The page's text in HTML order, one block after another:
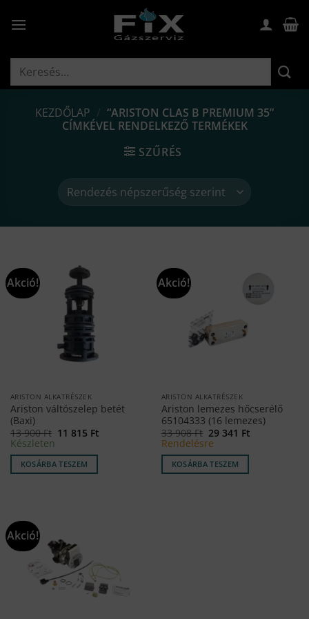
Keresés
KEZDŐLAP / “ARISTON CLAS B PREMIUM 35”
CÍMKÉVEL RENDELKEZŐ TERMÉKEK
SZŰRÉS
Akció!
ARISTON ALKATRÉSZEK
Ariston váltószelep betét
(Baxi)
13 900Ft Original
13
900 Ft.
11 815 FtCurrent
Készleten
KOSÁRBA TESZEM
Akció!
ARISTON ALKATRÉSZEK
Ariston lemezes hőcserélő
65104333 (16 lemezes)
33 908Ft Original
price
was:
33
908 Ft.
29 341 FtCurrent
Rendelésre
KOSÁRBA TESZEM
Akció!